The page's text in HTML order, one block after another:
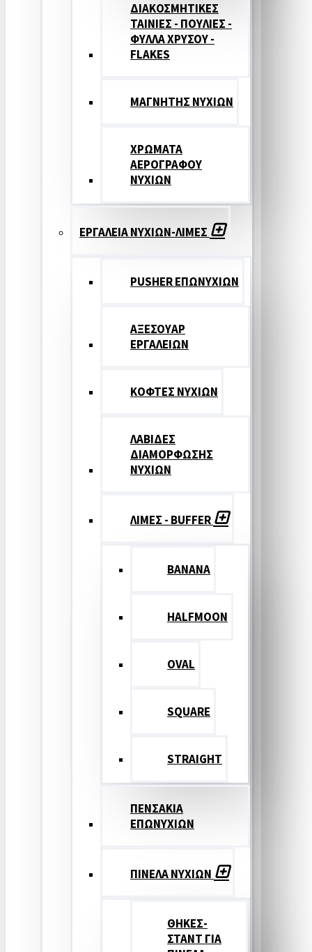
ΔΙΑΚΟΣΜΗΤΙΚΕΣ
ΤΑΙΝΙΕΣ - ΠΟΥΛΙΕΣ -
ΦΥΛΛΑ ΧΡΥΣΟΥ -
FLAKES
ΜΑΓΝΗΤΗΣ ΝΥΧΙΩΝ
ΧΡΩΜΑΤΑ
ΑΕΡΟΓΡΑΦΟΥ
ΝΥΧΙΩΝ
ΕΡΓΑΛΕΙΑ ΝΥΧΙΩΝ-ΛΙΜΕΣ
PUSHER ΕΠΩΝΥΧΙΩΝ
ΑΞΕΣΟΥΑΡ
ΕΡΓΑΛΕΙΩΝ
ΚΟΦΤΕΣ ΝΥΧΙΩΝ
ΛΑΒΙΔΕΣ
ΔΙΑΜΟΡΦΩΣΗΣ
ΝΥΧΙΩΝ
ΛΙΜΕΣ - BUFFER
BANANA
HALFMOON
OVAL
SQUARE
STRAIGHT
ΠΕΝΣΑΚΙΑ
ΕΠΩΝΥΧΙΩΝ
ΠΙΝΕΛΑ ΝΥΧΙΩΝ
ΘΗΚΕΣ-
ΣΤΑΝΤ ΓΙΑ